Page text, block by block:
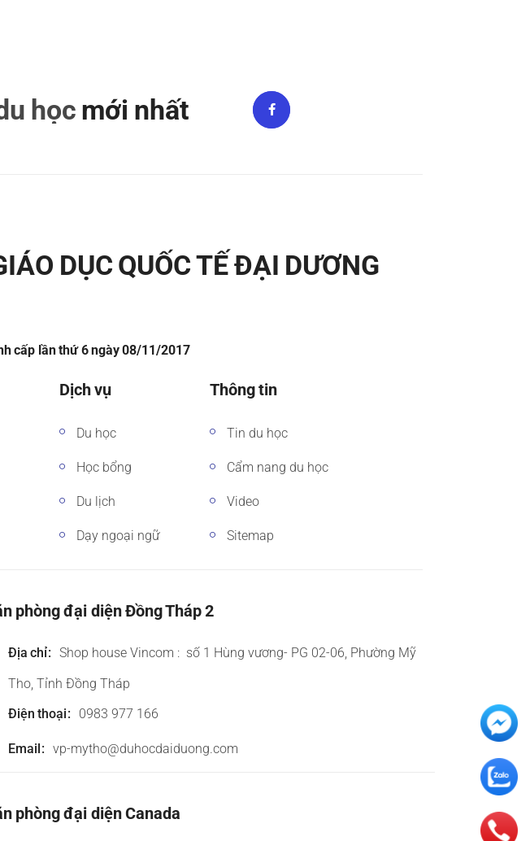
họcmới nhất
DỤC QUỐC TẾ ĐẠI DƯƠNG
cấp lần thứ 6 ngày 08/11/2017
Dịch vụ
Du học
Học bổng
Du lịch
Dạy ngoại ngữ
Thông tin
Tin du học
Cẩm nang du học
Video
Sitemap
phòng đại diện Đồng Tháp 2
Địa chỉ
Shop house Vincom : số 1 Hùng vương- PG 02-06, Phường Mỹ
Tho, Tỉnh Đồng Tháp
Điện thoại
0983 977 166
Email vp-mytho@duhocdaiduong.com
phòng đại diện Canada